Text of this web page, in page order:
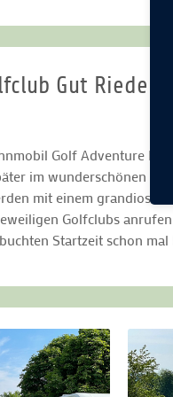
Gut Rieden
Golf Adventure
im wunderschönen
mit einem
Golfclubs
Startzeit schon